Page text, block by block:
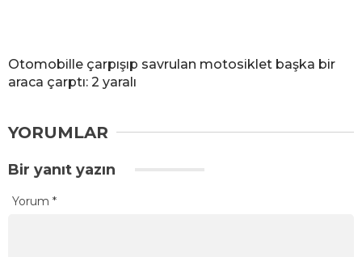
Otomobille çarpışıp savrulan motosiklet başka bir
araca çarptı: 2 yaralı
YORUMLAR
Bir yanıt yazın
Yorum *